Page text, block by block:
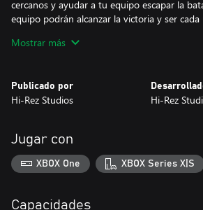
cercanos y ayudar a tu equipo escapar la
equipo podrán alcanzar la victoria y ser
Descubre habilidades poderosas dispersadas
Surca los cielos recitando hechizos o
dejando atrás Minas de proximidad que tus
descubrirán ya cuando es demasiado tarde.
Campeón en cada juego con habilidades que
cada partida.
FORJA ARMAS LEGENDARIAS
Mostrar más
Publicado por
Hi-Rez Studios Hi-Rez
Jugar con
XBOX One XBOX Series X|S
Capacidades